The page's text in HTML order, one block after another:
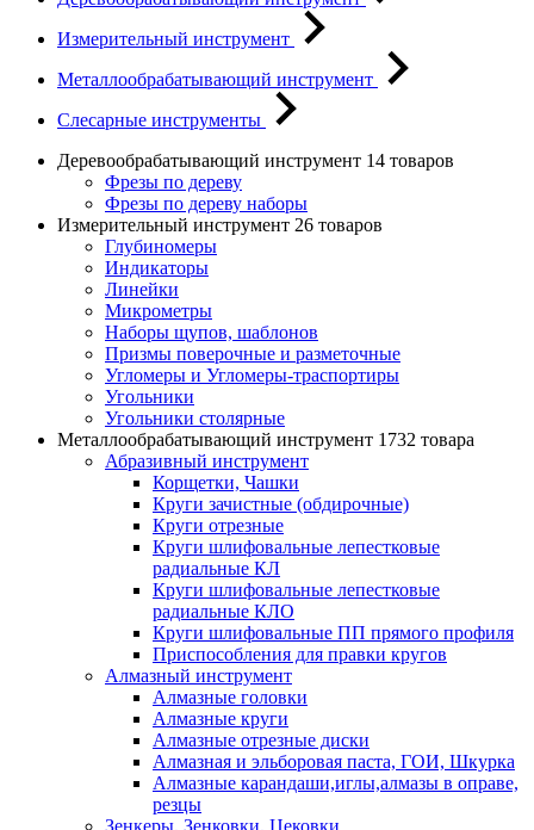
Измерительный инструмент
Металлообрабатывающий инструмент
Слесарные инструменты
Деревообрабатывающий инструмент 14 товаров
Фрезы по дереву
Фрезы по дереву наборы
Измерительный инструмент 26 товаров
Глубиномеры
Индикаторы
Линейки
Микрометры
Наборы щупов, шаблонов
Призмы поверочные и разметочные
Угломеры и Угломеры-траспортиры
Угольники
Угольники столярные
Металлообрабатывающий инструмент 1732 товара
Абразивный инструмент
Корщетки, Чашки
Круги зачистные (обдирочные)
Круги отрезные
Круги шлифовальные лепестковые
радиальные КЛ
Круги шлифовальные лепестковые
радиальные КЛО
Круги шлифовальные ПП прямого профиля
Приспособления для правки кругов
Алмазный инструмент
Алмазные головки
Алмазные круги
Алмазные отрезные диски
Алмазная и эльборовая паста, ГОИ, Шкурка
Алмазные карандаши,иглы,алмазы в оправе,
резцы
Зенкеры, Зенковки, Цековки